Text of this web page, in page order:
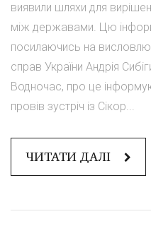
виявили шляхи для
між державами. Цю
посилаючись на
справ України Андрія
Водночас, про це
провів зустріч із Сікор...
ЧИТАТИ ДАЛІ